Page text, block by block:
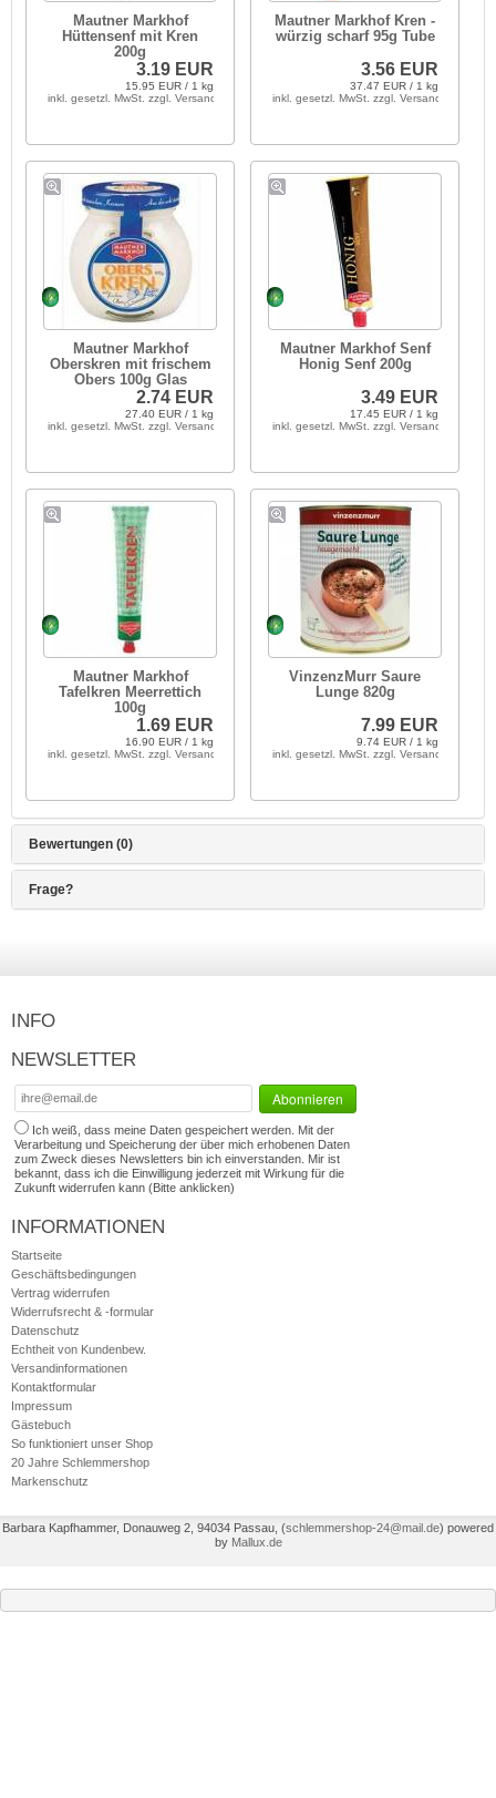
Mautner Markhof
Hüttensenf mit Kren
200g
3.19 EUR
15.95 EUR / 1 kg
inkl. gesetzl. MwSt. zzgl. Versandkosten
Mautner Markhof Kren -
würzig scharf 95g Tube
3.56 EUR
37.47 EUR / 1 kg
inkl. gesetzl. MwSt. zzgl. Versandkosten
Mautner Markhof
Oberskren mit frischem
Obers 100g Glas
2.74 EUR
27.40 EUR / 1 kg
inkl. gesetzl. MwSt. zzgl. Versandkosten
Mautner Markhof Senf
Honig Senf 200g
3.49 EUR
17.45 EUR / 1 kg
inkl. gesetzl. MwSt. zzgl. Versandkosten
Mautner Markhof
Tafelkren Meerrettich
100g
1.69 EUR
16.90 EUR / 1 kg
inkl. gesetzl. MwSt. zzgl. Versandkosten
VinzenzMurr Saure
Lunge 820g
7.99 EUR
9.74 EUR / 1 kg
inkl. gesetzl. MwSt. zzgl. Versandkosten
Bewertungen (0)
Frage?
INFO
NEWSLETTER
Ich weiß, dass meine Daten gespeichert werden. Mit der
Verarbeitung und Speicherung der über mich erhobenen Daten
zum Zweck dieses Newsletters bin ich einverstanden. Mir ist
bekannt, dass ich die Einwilligung jederzeit mit Wirkung für die
Zukunft widerrufen kann (Bitte anklicken)
INFORMATIONEN
Startseite
Geschäftsbedingungen
Vertrag widerrufen
Widerrufsrecht & -formular
Datenschutz
Echtheit von Kundenbew.
Versandinformationen
Kontaktformular
Impressum
Gästebuch
So funktioniert unser Shop
20 Jahre Schlemmershop
Markenschutz
Barbara Kapfhammer, Donauweg 2, 94034 Passau, (schlemmershop-24@mail.de) powered
by Mallux.de